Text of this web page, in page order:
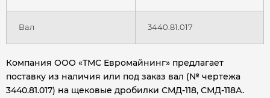
Вал 3440.81.017
Компания ООО «ТМС Евромайнинг» предлагает
поставку из наличия или под заказ вал (№ чертежа
3440.81.017) на щековые дробилки СМД-118, СМД-118А.